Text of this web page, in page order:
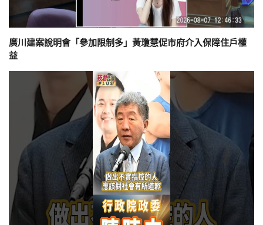
廣川建案說明會「參加限制多」黃瓊慧促市府介入保障住戶權
益